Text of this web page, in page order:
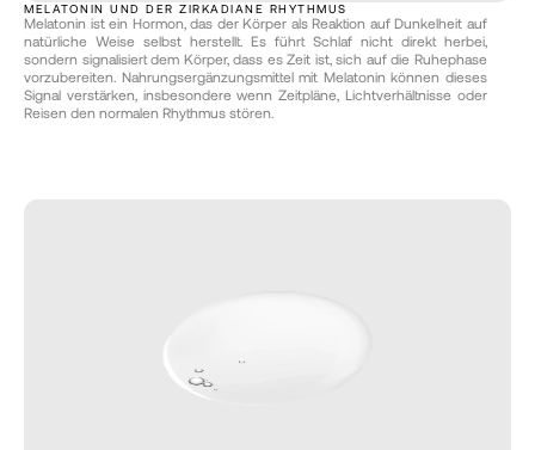
MELATONIN UND DER ZIRKADIANE RHYTHMUS
Melatonin ist ein Hormon, das der Körper als Reaktion auf Dunkelheit auf
natürliche Weise selbst herstellt. Es führt Schlaf nicht direkt herbei,
sondern signalisiert dem Körper, dass es Zeit ist, sich auf die Ruhephase
vorzubereiten. Nahrungsergänzungsmittel mit Melatonin können dieses
Signal verstärken, insbesondere wenn Zeitpläne, Lichtverhältnisse oder
Reisen den normalen Rhythmus stören.